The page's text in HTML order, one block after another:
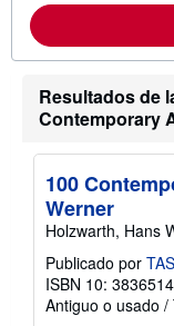
Resultados de
Contemporary
100
Werner
Holzwarth, Hans
Publicado por
ISBN 10:
Antiguo o usado /